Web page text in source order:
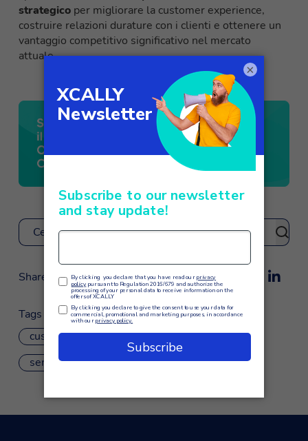
strategico per migliorare la customer experience,
costruire relazioni durature con i clienti e ottenere un
vantaggio competitivo significativo nel mercato
attuale.
Cerca
Share
Tags
customer experience
customer service
sentiment analysis
×